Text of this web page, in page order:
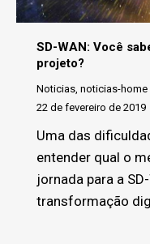
SD-WAN: Você
projeto?
Noticias noticias-home
22 de fevereiro de 2019
Uma das
entender qual o
jornada para a
transformação